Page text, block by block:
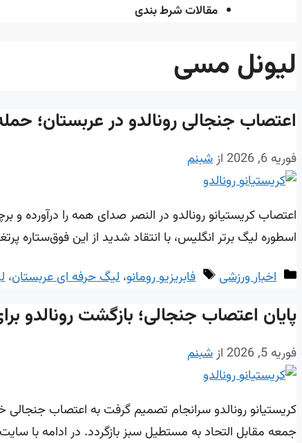
مقالات شرط بندی
لیونل مسی
اعتصاب جنجالی رونالدو در عربستان؛
فوریه 6, 2026 ازشبنم
اعتصاب کریستیانو رونالدو در النصر صدای همه را درآورده
اسطوره لیگ برتر انگلیس، با انتقاد شدید از این فوق‌ستاره
دسته‌ها
اخبار ورزشی برچسب‌ها
فابریزیو رومانو،لیگ حرفه ای عربستان،
پایان اعتصاب جنجالی؛ بازگشت رونالدو
فوریه 5, 2026 از شبنم
کریستیانو رونالدو سرانجام تصمیم گرفت به اعتصاب
جمعه مقابل التحاد به مستطیل سبز بازگردد. در ادامه با